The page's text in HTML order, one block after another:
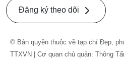
Đăng ký theo dõi
© Bản quyền thuộc về tạp chí Đẹp,
TTXVN | Cơ quan chủ quản: Thông